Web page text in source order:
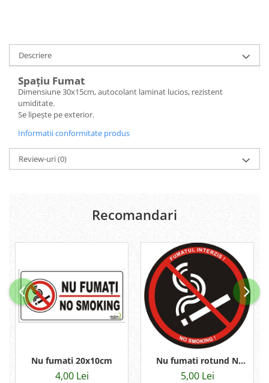
Descriere
Spațiu Fumat
Dimensiune 30x15cm, autocolant laminat lucios, rezistent
umiditate.
Se lipește pe exterior.
Informatii conformitate produs
Review-uri(0)
Recomandari
Nu fumati 20x10cm
4,00 Lei
Nu fumati rotund N
13cm
5,00 Lei